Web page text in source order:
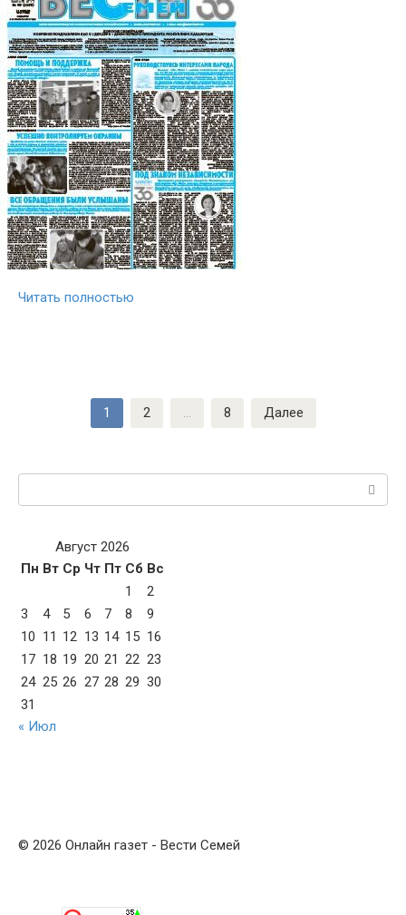
Читать полностью
1 2 … 8 Далее
Поиск:
Август 2026
Пн Вт Ср Чт Пт Сб Вс
1
2
3
4 5 6 7 8
9
10 11 12 13 14 15 16
17 18 19 20 21 22 23
24 25 26 27 28 29 30
31
« Июл
© 2026 Онлайн газет - Вести Семей